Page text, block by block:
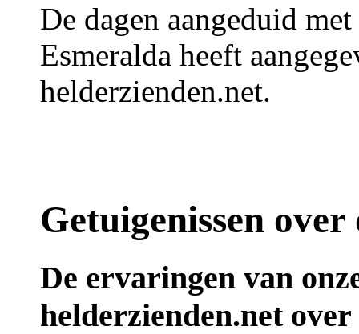
De dagen aangeduid
Esmeralda heeft
helderzienden.net.
Getuigenissen
De ervaringen van
helderzienden.net